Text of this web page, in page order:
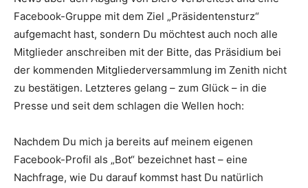
Facebook-Gruppe mit dem Ziel „Präsidentensturz“
aufgemacht hast, sondern Du möchtest auch noch alle
Mitglieder anschreiben mit der Bitte, das Präsidium bei
der kommenden Mitgliederversammlung im Zenith nicht
zu bestätigen. Letzteres gelang – zum Glück – in die
Presse und seit dem schlagen die Wellen hoch:
Nachdem Du mich ja bereits auf meinem eigenen
Facebook-Profil als „Bot“ bezeichnet hast – eine
Nachfrage, wie Du darauf kommst hast Du natürlich